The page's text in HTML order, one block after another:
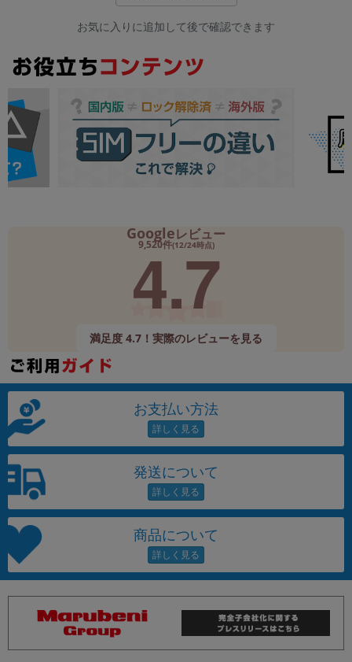
お気に入りに追加して後で確認できます
Googleレビュー
9,520件(12/24時点)
4.7
満足度 4.7！実際のレビューを見る
お支払い方法
発送について
商品について